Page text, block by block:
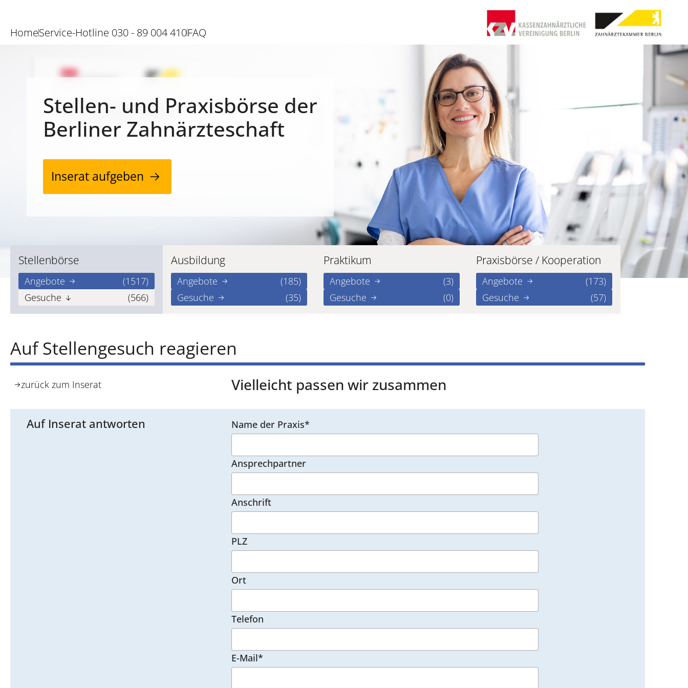
HomeService-Hotline 030 - 89 004 410FAQ
Stellen- und Praxisbörse der
Berliner Zahnärzteschaft
Inserat aufgeben
Stellenbörse
Angebote
(1517)
Gesuche
(566)
Ausbildung
Angebote
(185)
Gesuche
(35)
Praktikum
Angebote
(3)
Gesuche
(0)
Praxisbörse / Kooperation
Angebote
(173)
Gesuche
(57)
Auf Stellengesuch reagieren
zurück zum Inserat Vielleicht passen wir zusammen
Auf Inserat antworten Name der Praxis*
Ansprechpartner
Anschrift
PLZ
Ort
Telefon
E-Mail*